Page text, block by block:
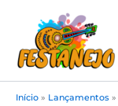
conteúdo
Início » Lançamentos »